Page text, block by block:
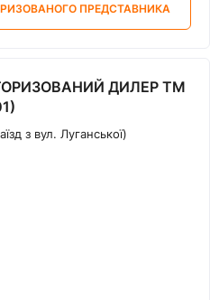
ПРЕДСТАВНИКА
ДИЛЕР ТМ
з вул. Луганської)